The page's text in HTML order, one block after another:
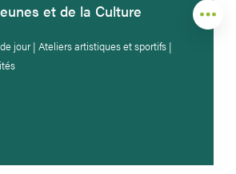
et de la Culture
jour | Ateliers artistiques et sportifs |